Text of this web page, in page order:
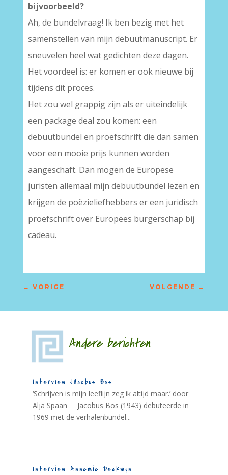
bijvoorbeeld?
Ah, de bundelvraag! Ik ben bezig met het
samenstellen van mijn debuutmanuscript. Er
sneuvelen heel wat gedichten deze dagen.
Het voordeel is: er komen er ook nieuwe bij
tijdens dit proces.
Het zou wel grappig zijn als er uiteindelijk
een package deal zou komen: een
debuutbundel en proefschrift die dan samen
voor een mooie prijs kunnen worden
aangeschaft. Dan mogen de Europese
juristen allemaal mijn debuutbundel lezen en
krijgen de poëzieliefhebbers er een juridisch
proefschrift over Europees burgerschap bij
cadeau.
← VORIGE VOLGENDE →
Andere berichten
Interview Jacobus Bos
‘Schrijven is mijn leeflijn zeg ik altijd maar.’ door
Alja Spaan Jacobus Bos (1943) debuteerde in
1969 met de verhalenbundel...
Interview Annemie Deckmyn